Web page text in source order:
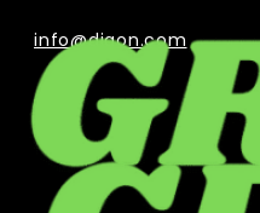
info@digon.com